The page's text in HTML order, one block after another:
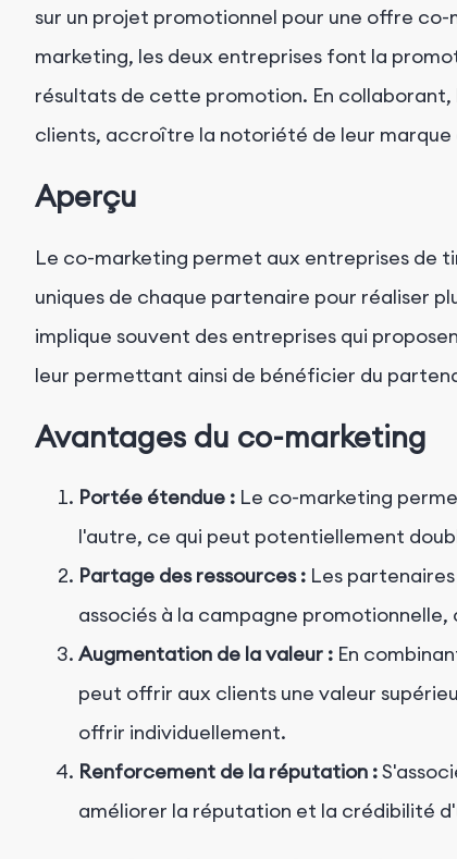
sur un projet promotionnel pour une offre
marketing, les deux entreprises font la
résultats de cette promotion. En
clients, accroître la notoriété de leur
Aperçu
Le co-marketing permet aux entreprises de
uniques de chaque partenaire pour réaliser
implique souvent des entreprises qui
leur permettant ainsi de bénéficier du
Avantages du co-marketing
Portée étendue : Le co-marketing
l'autre, ce qui peut potentiellement
Partage des ressources : Les
associés à la campagne promotionnelle,
Augmentation de la valeur : En
peut offrir aux clients une valeur
offrir individuellement.
Renforcement de la réputation :
améliorer la réputation et la crédibilité